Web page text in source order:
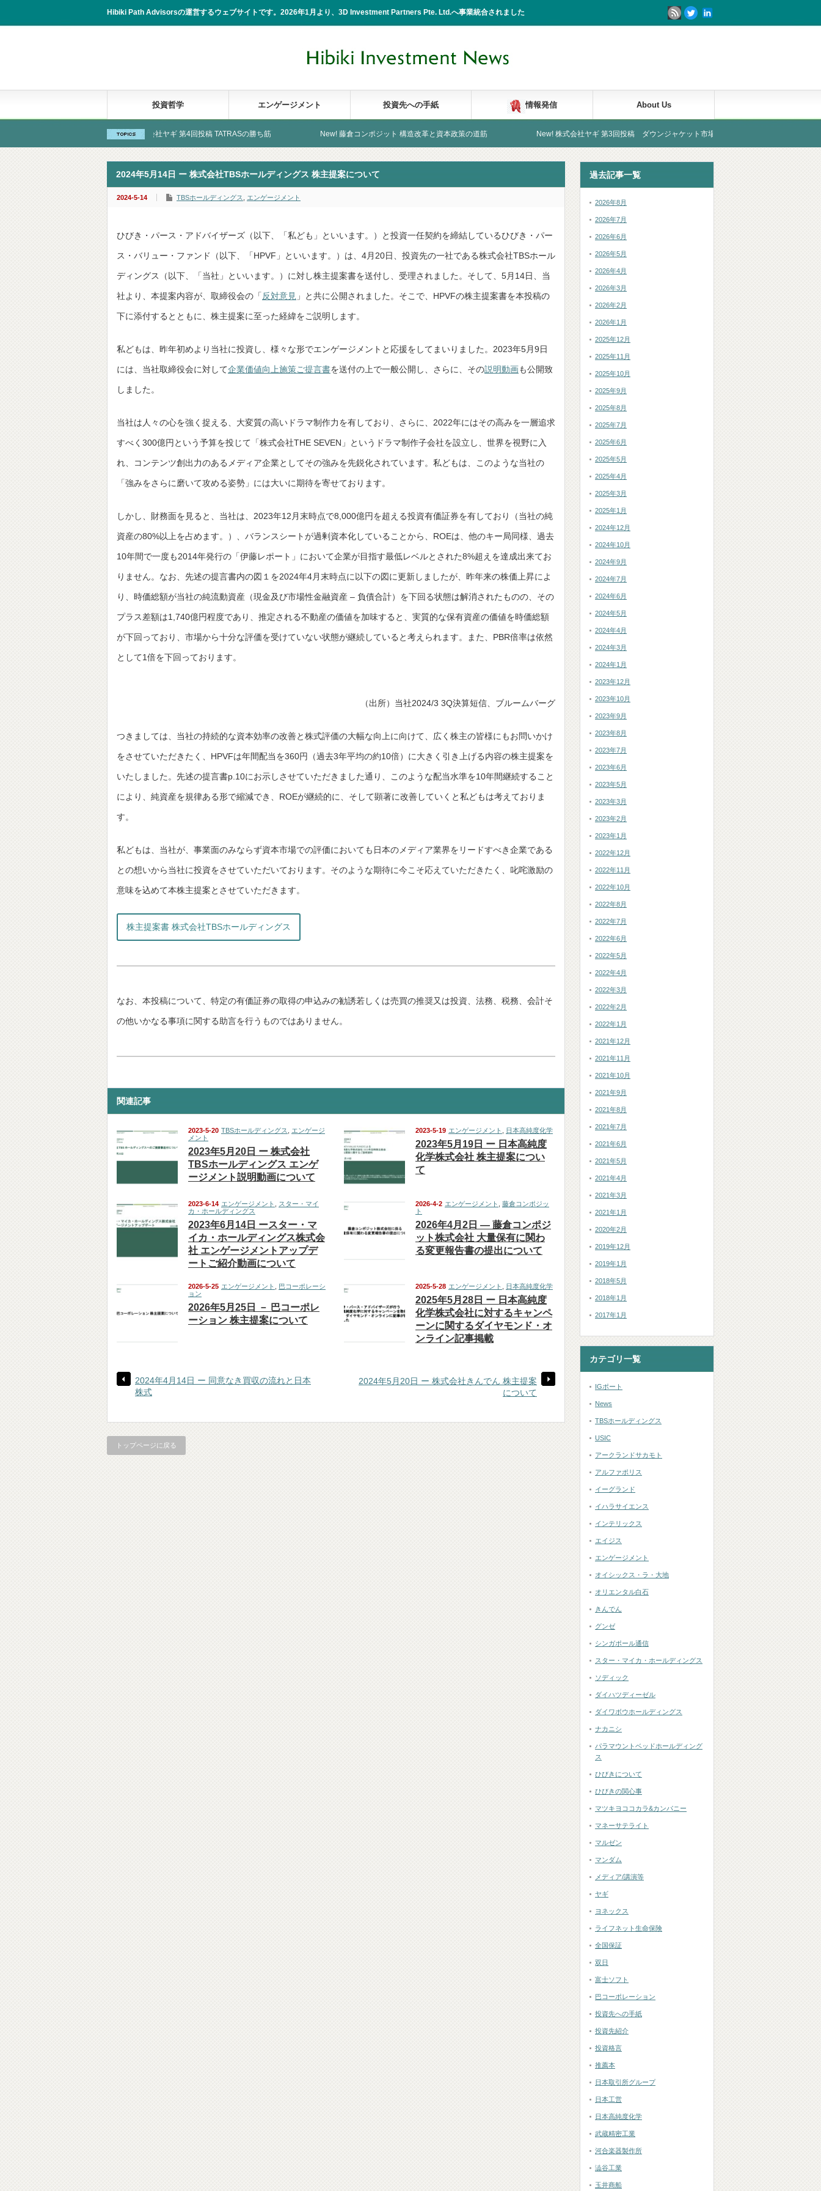
Hibiki Path Advisorsの運営するウェブサイトです。2026年1月より、3D Investment Partners Pte. Ltd.へ事業統合されました
投資哲学 エンゲージメント 投資先への手紙 情報発信 About Us
New! 株式会社ヤギ 第4回投稿 TATRASの勝ち筋 New! 藤倉コンポジット 構造改革と資本政策の道筋 New! 株式会社ヤギ 第3回投稿 ダウンジャケット市場のいろは
2024年5月14日 ー 株式会社TBSホールディングス 株主提案について
2024-5-14 TBSホールディングス エンゲージメント
ひびき・パース・アドバイザーズ（以下、「私ども」といいます。）と投資一任契約を締結しているひびき・パー
ス・バリュー・ファンド（以下、「HPVF」といいます。）は、4月20日、投資先の一社である株式会社TBSホール
ディングス（以下、「当社」といいます。）に対し株主提案書を送付し、受理されました。そして、5月14日、当
社より、本提案内容が、取締役会の「 反対意見 」と共に公開されました。そこで、HPVFの株主提案書を本投稿の
下に添付するとともに、株主提案に至った経緯をご説明します。
私どもは、昨年初めより当社に投資し、様々な形でエンゲージメントと応援をしてまいりました。2023年5月9日
には、当社取締役会に対して企業価値向上施策ご提言書を送付の上で一般公開し、さらに、その説明動画も公開致
しました。
当社は人々の心を強く捉える、大変質の高いドラマ制作力を有しており、さらに、2022年にはその高みを一層追求
すべく300億円という予算を投じて「株式会社THE SEVEN」というドラマ制作子会社を設立し、世界を視野に入
れ、コンテンツ創出力のあるメディア企業としてその強みを先鋭化されています。私どもは、このような当社の
「強みをさらに磨いて攻める姿勢」には大いに期待を寄せております。
しかし、財務面を見ると、当社は、2023年12月末時点で8,000億円を超える投資有価証券を有しており（当社の純
資産の80%以上を占めます。）、バランスシートが過剰資本化していることから、ROEは、他のキー局同様、過去
10年間で一度も2014年発行の「伊藤レポート」において企業が目指す最低レベルとされた8%超えを達成出来てお
りません。なお、先述の提言書内の図１を2024年4月末時点に以下の図に更新しましたが、昨年来の株価上昇によ
り、時価総額が当社の純流動資産（現金及び市場性金融資産 – 負債合計）を下回る状態は解消されたものの、その
プラス差額は1,740億円程度であり、推定される不動産の価値を加味すると、実質的な保有資産の価値を時価総額
が下回っており、市場から十分な評価を受けていない状態が継続していると考えられます。また、PBR倍率は依然
として1倍を下回っております。
（出所）当社2024/3 3Q決算短信、ブルームバーグ
つきましては、当社の持続的な資本効率の改善と株式評価の大幅な向上に向けて、広く株主の皆様にもお問いかけ
をさせていただきたく、HPVFは年間配当を360円（過去3年平均の約10倍）に大きく引き上げる内容の株主提案を
いたしました。先述の提言書p.10にお示しさせていただきました通り、このような配当水準を10年間継続すること
により、純資産を規律ある形で縮減でき、ROEが継続的に、そして顕著に改善していくと私どもは考えておりま
す。
私どもは、当社が、事業面のみならず資本市場での評価においても日本のメディア業界をリードすべき企業である
との想いから当社に投資をさせていただいております。そのような期待に今こそ応えていただきたく、叱咤激励の
意味を込めて本株主提案とさせていただきます。
株主提案書 株式会社TBSホールディングス
なお、本投稿について、特定の有価証券の取得の申込みの勧誘若しくは売買の推奨又は投資、法務、税務、会計そ
の他いかなる事項に関する助言を行うものではありません。
関連記事
2023-5-20 TBSホールディングス
エンゲージ
メント
2023年5月20日 ー 株式会社
TBSホールディングス エンゲ
ージメント説明動画について
2023-5-19 エンゲージメント 日本高純度化学
2023年5月19日 ー 日本高純度
化学株式会社 株主提案につい
て
2023-6-14 エンゲージメント
スター・マイ
カ・ホールディングス
2023年6月14日 ースター・マ
イカ・ホールディングス株式会
社 エンゲージメントアップデ
ートご紹介動画について
2026-4-2 エンゲージメント
藤倉コンポジッ
ト
2026年4月2日 ― 藤倉コンポジ
ット株式会社 大量保有に関わ
る変更報告書の提出について
2026-5-25 エンゲージメント
巴コーポレーシ
ョン
2026年5月25日 － 巴コーポレ
ーション 株主提案について
2025-5-28 エンゲージメント 日本高純度化学
2025年5月28日 ー 日本高純度
化学株式会社に対するキャンペ
ーンに関するダイヤモンド・オ
ンライン記事掲載
2024年4月14日 ー 同意なき買収の流れと日本
株式
2024年5月20日 ー 株式会社きんでん 株主提案
について
トップページに戻る
過去記事一覧
2026年8月
2026年7月
2026年6月
2026年5月
2026年4月
2026年3月
2026年2月
2026年1月
2025年12月
2025年11月
2025年10月
2025年9月
2025年8月
2025年7月
2025年6月
2025年5月
2025年4月
2025年3月
2025年1月
2024年12月
2024年10月
2024年9月
2024年7月
2024年6月
2024年5月
2024年4月
2024年3月
2024年1月
2023年12月
2023年10月
2023年9月
2023年8月
2023年7月
2023年6月
2023年5月
2023年3月
2023年2月
2023年1月
2022年12月
2022年11月
2022年10月
2022年8月
2022年7月
2022年6月
2022年5月
2022年4月
2022年3月
2022年2月
2022年1月
2021年12月
2021年11月
2021年10月
2021年9月
2021年8月
2021年7月
2021年6月
2021年5月
2021年4月
2021年3月
2021年1月
2020年2月
2019年12月
2019年1月
2018年5月
2018年1月
2017年1月
カテゴリ一覧
IGポート
News
TBSホールディングス
USIC
アークランドサカモト
アルファポリス
イーグランド
イハラサイエンス
インテリックス
エイジス
エンゲージメント
オイシックス・ラ・大地
オリエンタル白石
きんでん
グンゼ
シンガポール通信
スター・マイカ・ホールディングス
ソディック
ダイハツディーゼル
ダイワボウホールディングス
ナカニシ
パラマウントベッドホールディング
ス
ひびきについて
ひびきの関心事
マツキヨココカラ&カンパニー
マネーサテライト
マルゼン
マンダム
メディア/講演等
ヤギ
ヨネックス
ライフネット生命保険
全国保証
双日
富士ソフト
巴コーポレーション
投資先への手紙
投資先紹介
投資格言
推薦本
日本取引所グループ
日本工営
日本高純度化学
武蔵精密工業
河合楽器製作所
澁谷工業
玉井商船